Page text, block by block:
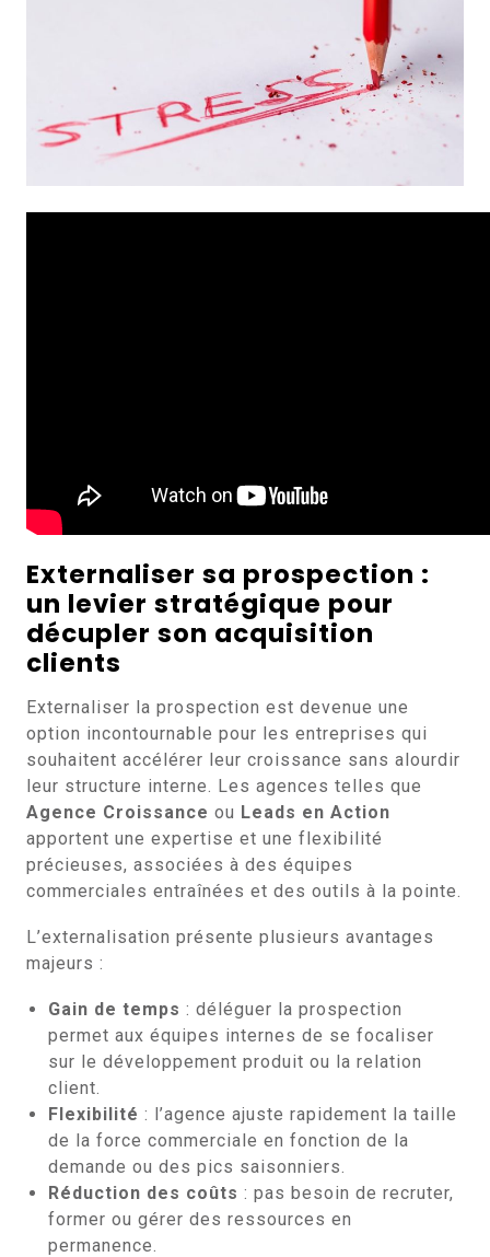
Externaliser sa prospection :
un levier stratégique pour
décupler son acquisition
clients
Externaliser la prospection est devenue une
option incontournable pour les entreprises qui
souhaitent accélérer leur croissance sans alourdir
leur structure interne. Les agences telles que
Agence Croissance ou Leads en Action
apportent une expertise et une flexibilité
précieuses, associées à des équipes
commerciales entraînées et des outils à la pointe.
L’externalisation présente plusieurs avantages
majeurs :
Gain de temps : déléguer la prospection
permet aux équipes internes de se focaliser
sur le développement produit ou la relation
client.
Flexibilité : l’agence ajuste rapidement la taille
de la force commerciale en fonction de la
demande ou des pics saisonniers.
Réduction des coûts : pas besoin de recruter,
former ou gérer des ressources en
permanence.